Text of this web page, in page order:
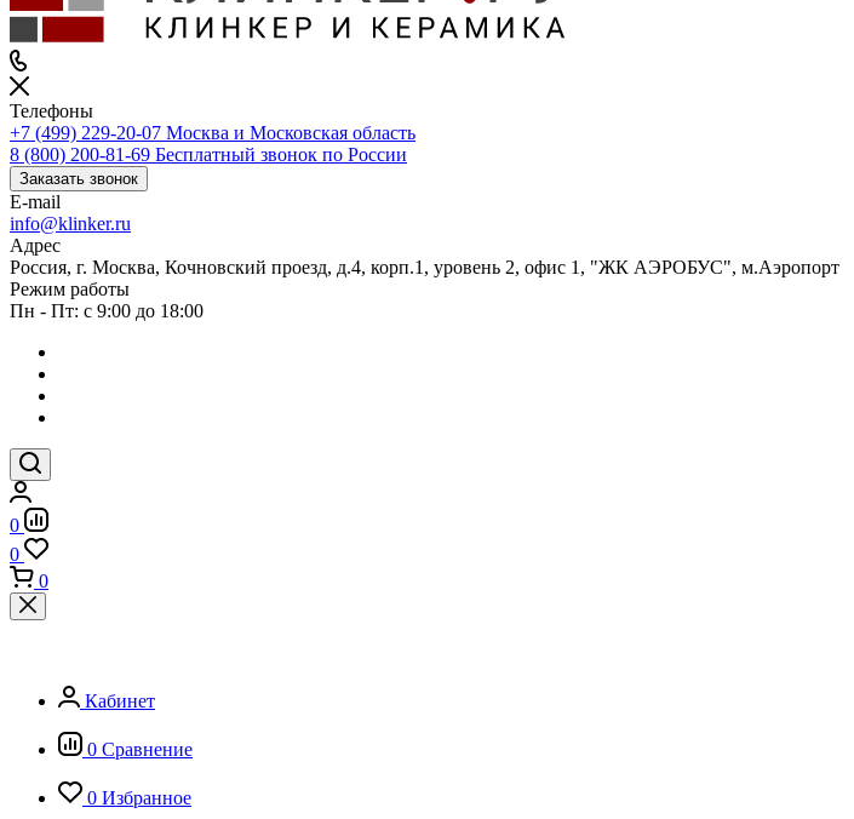
Телефоны
+7 (499) 229-20-07 Москва и Московская область
8 (800) 200-81-69 Бесплатный звонок по России
Заказать звонок
E-mail
info@klinker.ru
Адрес
Россия, г. Москва, Кочновский проезд, д.4, корп.1, уровень 2, офис 1, "ЖК АЭРОБУС", м.Аэропорт
Режим работы
Пн - Пт: с 9:00 до 18:00
0
0
0
Кабинет
0 Сравнение
0 Избранное